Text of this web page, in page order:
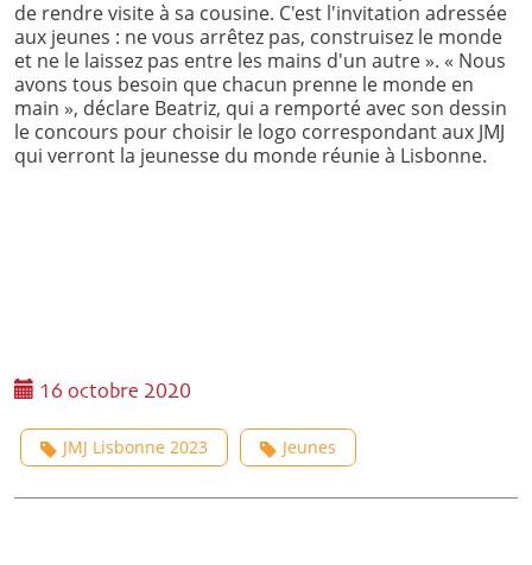
de rendre visite à sa cousine. C'est l'invitation adressée
aux jeunes : ne vous arrêtez pas, construisez le monde
et ne le laissez pas entre les mains d'un autre ». « Nous
avons tous besoin que chacun prenne le monde en
main », déclare Beatriz, qui a remporté avec son dessin
le concours pour choisir le logo correspondant aux JMJ
qui verront la jeunesse du monde réunie à Lisbonne.
16 octobre 2020
JMJ Lisbonne 2023 Jeunes